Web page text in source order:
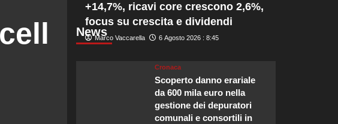
News
+14,7%, ricavi core crescono 2,6%,
focus su crescita e dividendi
Marco Vaccarella 6 Agosto 2026 : 8:45
Cronaca
Scoperto danno erariale
da 600 mila euro nella
gestione dei depuratori
comunali e consortili in